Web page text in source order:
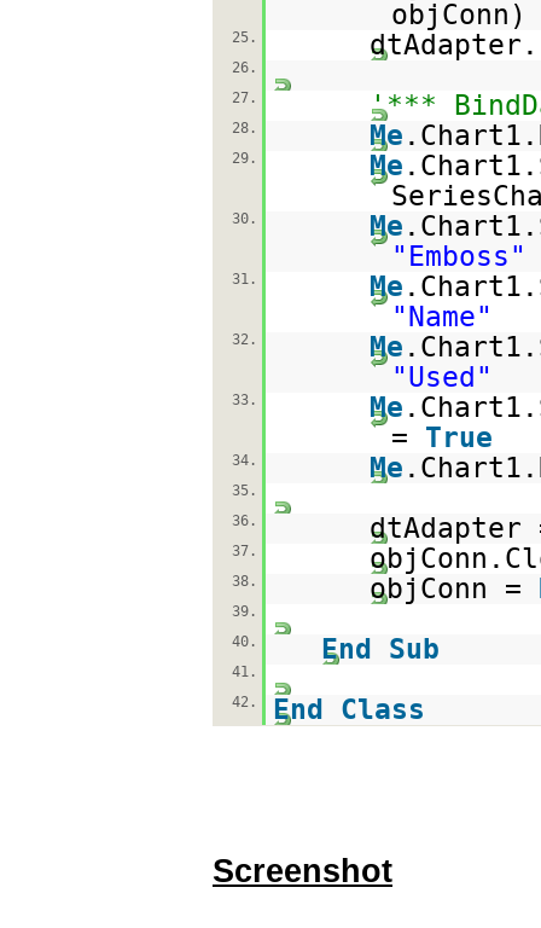
objConn)
25.
26.
27.
'***
28. Me
29. Me
30. Me
"Emboss"
31. Me
"Name"
32. Me
"Used"
33. Me
= True
34. Me
35.
36.
37.
38. objConn =
39.
40.
End Sub
41.
42.
End Class
Screenshot